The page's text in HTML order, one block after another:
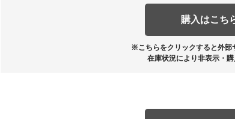
購入はこち
※こちらをクリックすると外部
在庫状況により非表示・